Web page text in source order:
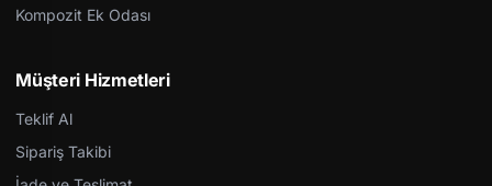
Kompozit Ek Odası
Müşteri Hizmetleri
Teklif Al
Sipariş Takibi